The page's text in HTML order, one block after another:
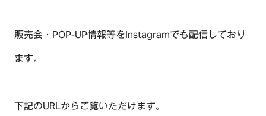
販売会・POP-UP情報等をInstagramでも配信しており
ます。
下記のURLからご覧いただけます。